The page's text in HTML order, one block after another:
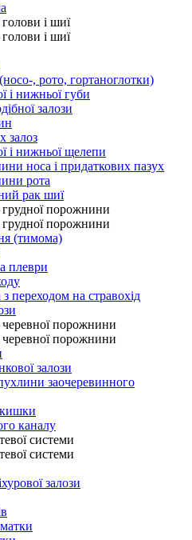
і шиї
і шиї
, рото, гортаноглотки)
і нижньої губи
залози
залоз
і нижньої щелепи
носа і придаткових пазух
рота
рак шиї
порожнини
порожнини
(тимома)
плеври
переходом на стравохід
порожнини
порожнини
залози
заочеревинного
каналу
системи
системи
залози